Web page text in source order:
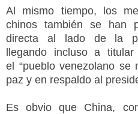
Al mismo tiempo, los
chinos también se han
directa al lado de la
llegando incluso a
el “pueblo venezolano se
paz y en respaldo al
Es obvio que China,